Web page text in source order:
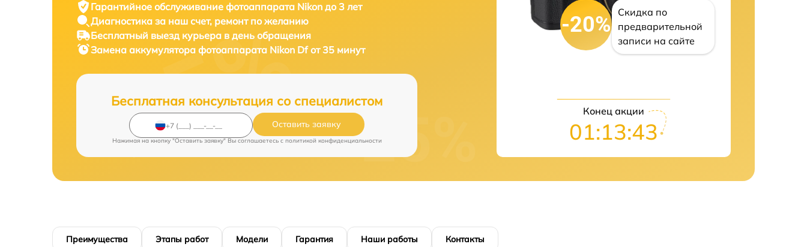
Гарантийное обслуживание фотоаппарата Nikon до 3 лет
Диагностика за наш счет, ремонт по желанию
Бесплатный выезд курьера в день обращения
Замена аккумулятора фотоаппарата Nikon Df от 35 минут
Бесплатная консультация со специалистом
Оставить заявку
Нажимая на кнопку "Оставить заявку" Вы соглашаетесь c политикой конфиденциальности
-20%
Скидка по
предварительной
записи на сайте
Конец акции
01:13:42
Преимущества Этапы работ Модели Гарантия Наши работы Контакты